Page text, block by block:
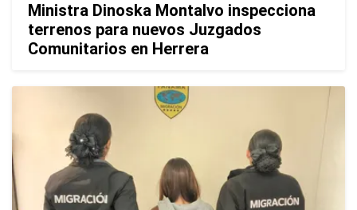
Ministra Dinoska Montalvo inspecciona
terrenos para nuevos Juzgados
Comunitarios en Herrera